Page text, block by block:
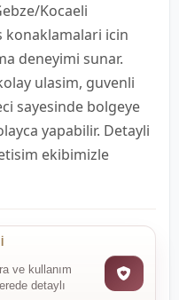
Kocaeli
konaklamalari icin
deneyimi sunar.
ulasim, guvenli
sayesinde bolgeye
yapabilir. Detayli
ekibimizle
ve kullanım
detaylı